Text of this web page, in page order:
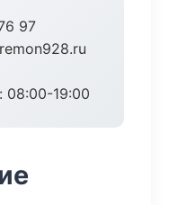
97
08:00-19:00